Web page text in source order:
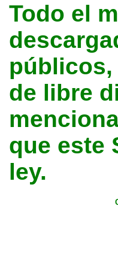
Todo el
públicos,
de libre
que este
ley.